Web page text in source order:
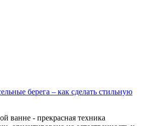
берега – как сделать стильную
ванне - прекрасная техника